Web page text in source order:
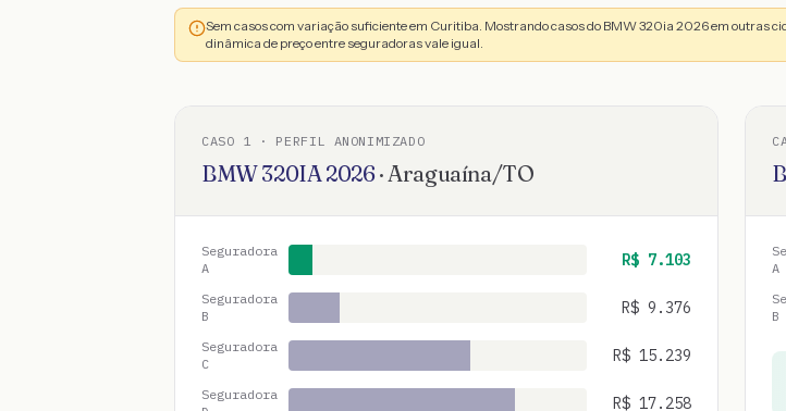
Sem casos com variação suficiente em Curitiba. Mostrando casos do BMW 320ia 2026 em outras
dinâmica de preço entre seguradoras vale igual.
CASO 1 · PERFIL ANONIMIZADO
BMW320IA2026·Araguaína/TO
Seguradora
A
R$ 7.103
Seguradora
B
R$ 9.376
Seguradora
C
R$ 15.239
Seguradora
R$ 17.258
A
B